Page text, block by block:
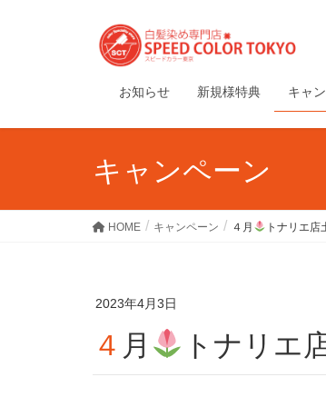
お知らせ 新規様特典 キャ
キャンペーン
HOME キャンペーン ４月 トナリエ店
2023年4月3日
４月 トナリエ